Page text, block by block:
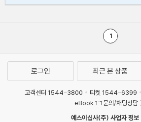
1
로그인 최근 본 상품
고객센터 1544-3800 티켓 1544-6399
eBook 1:1문의/채팅상담
예스이십사(주) 사업자 정보